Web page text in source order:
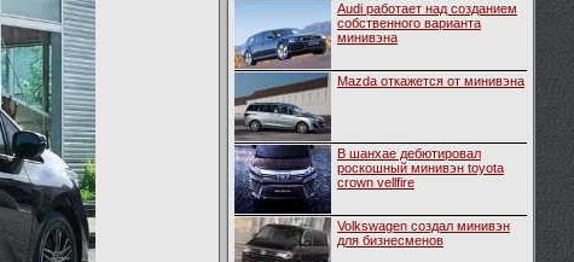
Audi работает над созданием
собственного варианта
минивэна
Mazda откажется от минивэна
В шанхае дебютировал
роскошный минивэн toyota
crown vellfire
Volkswagen создал минивэн
для бизнесменов